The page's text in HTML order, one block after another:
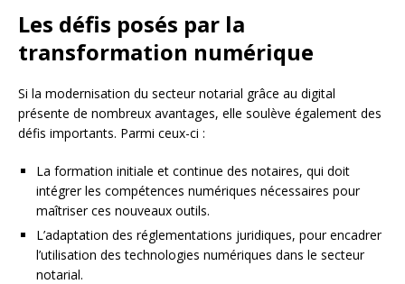
Les défis posés par la
transformation numérique
Si la modernisation du secteur notarial grâce au digital
présente de nombreux avantages, elle soulève également des
défis importants. Parmi ceux-ci :
La formation initiale et continue des notaires, qui doit
intégrer les compétences numériques nécessaires pour
maîtriser ces nouveaux outils.
L’adaptation des réglementations juridiques, pour encadrer
l’utilisation des technologies numériques dans le secteur
notarial.